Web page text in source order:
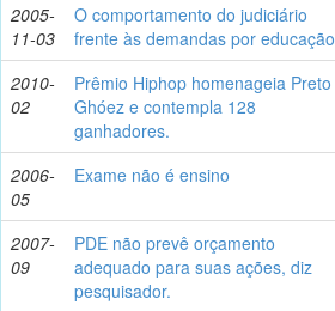
2005-
11-03
O comportamento do judiciário
frente às demandas por educação
2010-
02
Prêmio Hiphop homenageia Preto
Ghóez e contempla 128
ganhadores.
2006-
05
Exame não é ensino
2007-
09
PDE não prevê orçamento
adequado para suas ações, diz
pesquisador.